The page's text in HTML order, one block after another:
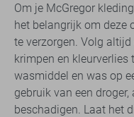
Om je McGregor
het belangrijk om deze
te verzorgen. Volg
krimpen en kleurverlies
wasmiddel en was op
gebruik van een
beschadigen. Laat het